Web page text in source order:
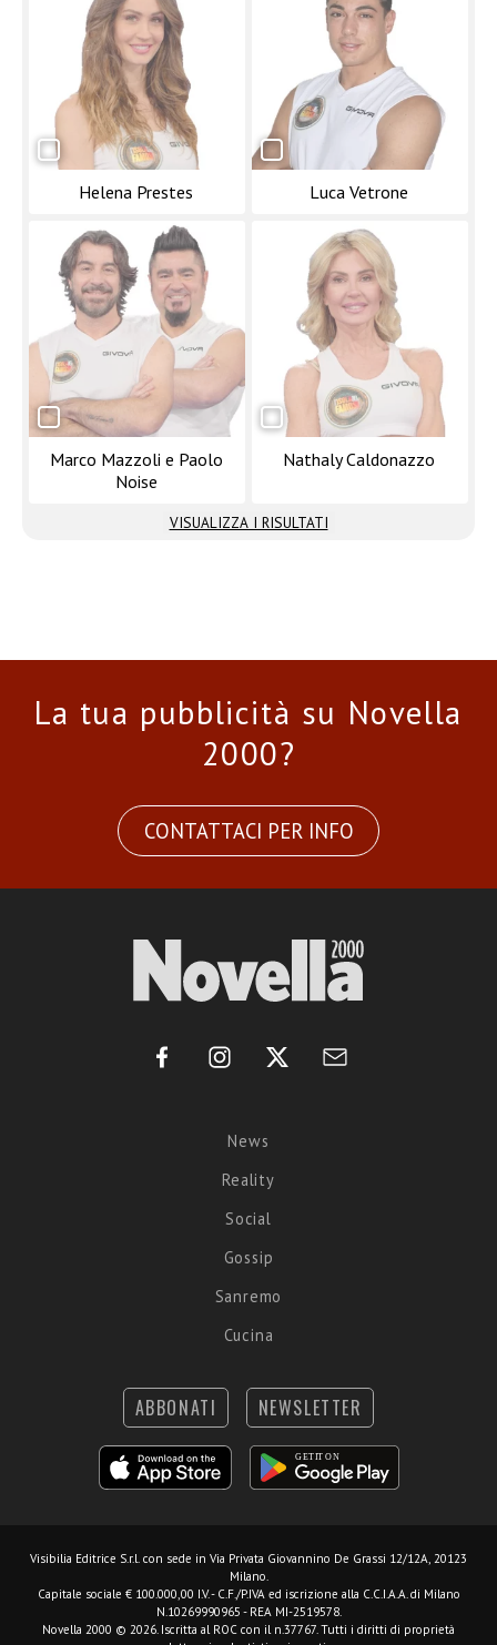
Helena Prestes Luca Vetrone
Marco Mazzoli e Paolo
Noise
Nathaly Caldonazzo
VISUALIZZA I RISULTATI
La tua pubblicità su Novella
2000?
CONTATTACI PER INFO
News
Reality
Social
Gossip
Sanremo
Cucina
ABBONATI NEWSLETTER
Visibilia Editrice S.r.l. con sede in Via Privata Giovannino De Grassi 12/12A, 20123
Milano.
Capitale sociale € 100.000,00 I.V. - C.F./P.IVA ed iscrizione alla C.C.I.A.A. di Milano
N.10269990965 - REA MI-2519578.
Novella 2000 © 2026. Iscritta al ROC con il n.37767. Tutti i diritti di proprietà